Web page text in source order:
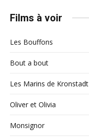
Films à voir
Les Bouffons
Bout a bout
Les Marins de Kronstadt
Oliver et Olivia
Monsignor